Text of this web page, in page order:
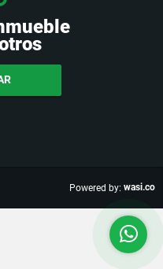
Powered by: wasi.co